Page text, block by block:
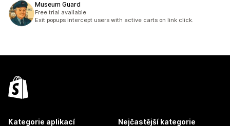
Museum Guard
Free trial available
Exit popups intercept users with active carts on link click.
Kategorie aplikací Nejčastější kategorie